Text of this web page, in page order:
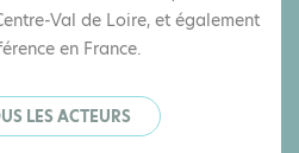
Val de Loire, et également
en France.
LES ACTEURS